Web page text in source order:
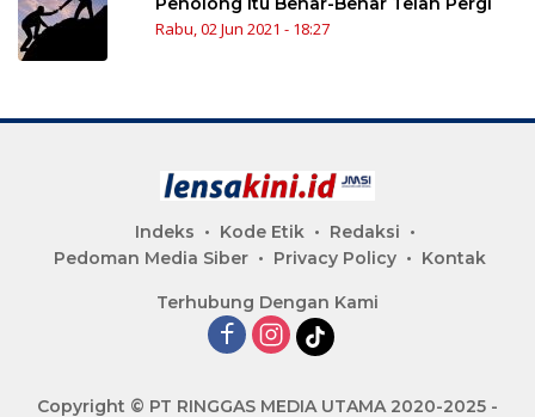
Rabu, 02 Jun 2021 - 18:27
Indeks Kode Etik
Redaksi
Pedoman Media Siber
Privacy Policy Kontak
Terhubung Dengan Kami
Copyright © PT RINGGAS MEDIA UTAMA 2020-2025 -